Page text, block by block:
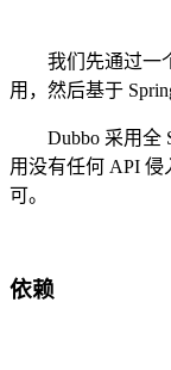
我们先通过一个
用，然后基于
Dubbo 采用全
用没有任何 API 侵
可。
依赖